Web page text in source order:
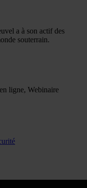
a à son actif des
souterrain.
ligne, Webinaire